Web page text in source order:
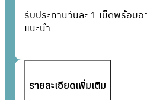
รับประทานวันละ 1 เม็ดพร้อม
แนะนำ
รายละเอียดเพิ่มเติม